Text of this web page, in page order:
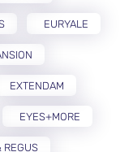
EURYALE
EXTENDAM
EYES+MORE
REGUS